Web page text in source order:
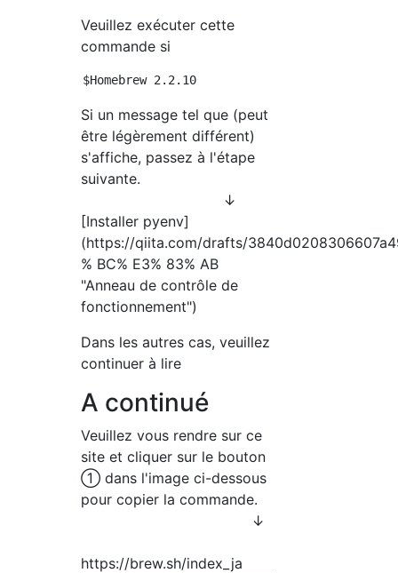
Veuillez exécuter cette
commande si
Si un message tel que (peut
être légèrement différent)
s'affiche, passez à l'étape
suivante.
↓
[Installer pyenv]
(https://qiita.com/drafts/
% BC% E3% 83% AB
"Anneau de contrôle de
fonctionnement")
Dans les autres cas, veuillez
continuer à lire
A continué
Veuillez vous rendre sur ce
site et cliquer sur le bouton
① dans l'image ci-dessous
pour copier la commande.
↓
https://brew.sh/index_ja